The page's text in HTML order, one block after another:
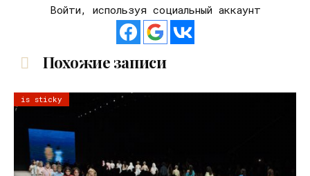
Войти, используя социальный аккаунт
Похожие записи
is sticky